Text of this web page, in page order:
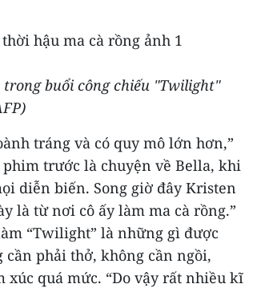
buổi công chiếu "Twilight"
tráng và có quy mô lớn hơn,”
trước là chuyện về Bella, khi
diễn biến. Song giờ đây Kristen
là từ nơi cô ấy làm ma cà rồng.”
“Twilight” là những gì được
phải thở, không cần ngồi,
xúc quá mức. “Do vậy rất nhiều kĩ